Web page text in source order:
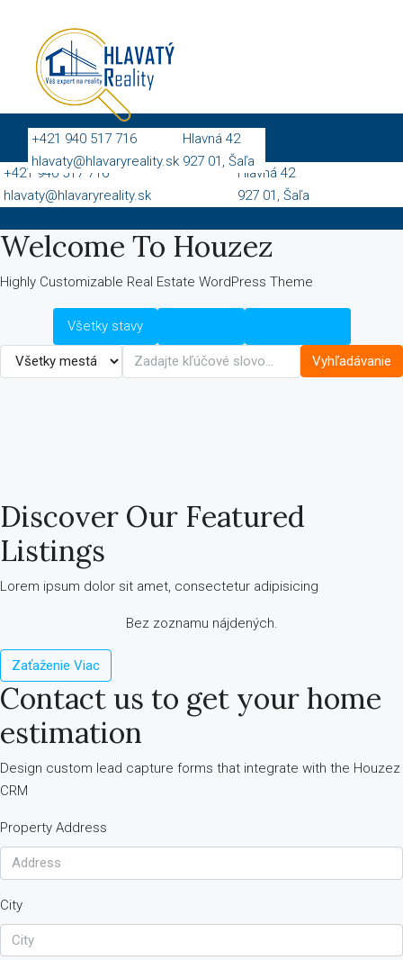
+421 940 517 716
hlavaty@hlavaryreality.sk
Hlavná 42
927 01, Šaľa
+421 940 517 716
hlavaty@hlavaryreality.sk
Hlavná 42
927 01, Šaľa
Welcome To Houzez
Highly Customizable Real Estate WordPress Theme
Všetky stavy
Vyhľadávanie
Discover Our Featured
Listings
Lorem ipsum dolor sit amet, consectetur adipisicing
Bez zoznamu nájdených.
Zaťaženie Viac
Contact us to get your home
estimation
Design custom lead capture forms that integrate with the Houzez
CRM
Property Address
City